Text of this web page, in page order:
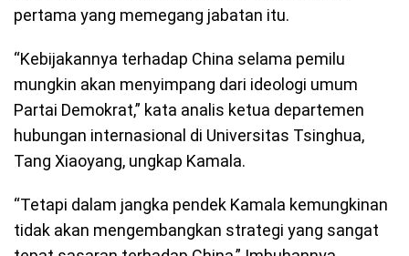
pertama yang memegang jabatan itu.
“Kebijakannya terhadap China selama pemilu
mungkin akan menyimpang dari ideologi umum
Partai Demokrat,” kata analis ketua departemen
hubungan internasional di Universitas Tsinghua,
Tang Xiaoyang, ungkap Kamala.
“Tetapi dalam jangka pendek Kamala kemungkinan
tidak akan mengembangkan strategi yang sangat